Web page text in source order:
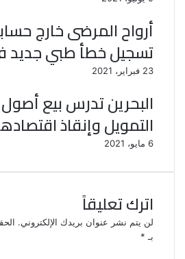
أرواح المرضى خارج
تسجيل خطأ طبي جديد
23 فبراير، 2021
البحرين تدرس بيع
التمويل وإنقاذ
6 مايو، 2021
اترك تعليقاً
لن يتم نشر عنوان بريدك الإلكتروني.
بـ *